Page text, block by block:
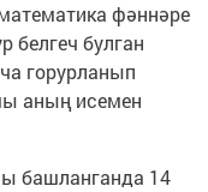
фәннәре
белгеч булган
горурланып
аның исемен
башланганда 14